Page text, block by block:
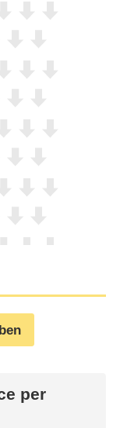
per